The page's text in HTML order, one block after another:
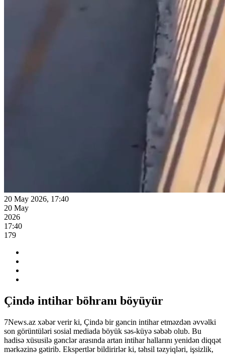
20 May 2026, 17:40
20 May
2026
17:40
179
Çində intihar böhranı böyüyür
7News.az xəbər verir ki, Çində bir gəncin intihar etməzdən əvvəlki
son görüntüləri sosial mediada böyük səs-küyə səbəb olub. Bu
hadisə xüsusilə gənclər arasında artan intihar hallarını yenidən diqqət
mərkəzinə gətirib. Ekspertlər bildirirlər ki, təhsil təzyiqləri, işsizlik,